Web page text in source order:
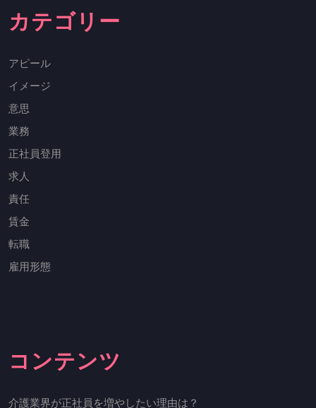
カテゴリー
アピール
イメージ
意思
業務
正社員登用
求人
責任
賃金
転職
雇用形態
コンテンツ
介護業界が正社員を増やしたい理由は？